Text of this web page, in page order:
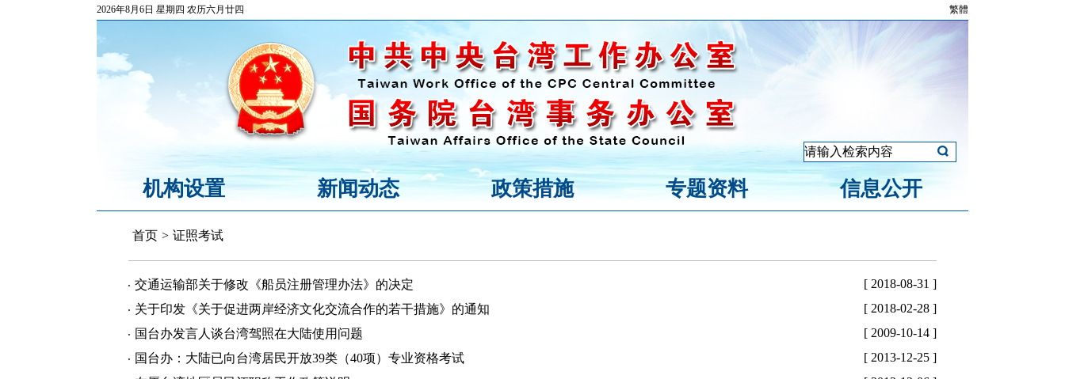
2026年8月6日 星期四 农历六月廿四 繁體
机构设置 新闻动态 政策措施 专题资料 信息公开
首页 > 证照考试
[ 2018-08-31 ]
交通运输部关于修改《船员注册管理办法》的决定
[ 2018-02-28 ]
关于印发《关于促进两岸经济文化交流合作的若干措施》的通知
[ 2009-10-14 ]
国台办发言人谈台湾驾照在大陆使用问题
[ 2013-12-25 ]
国台办：大陆已向台湾居民开放39类（40项）专业资格考试